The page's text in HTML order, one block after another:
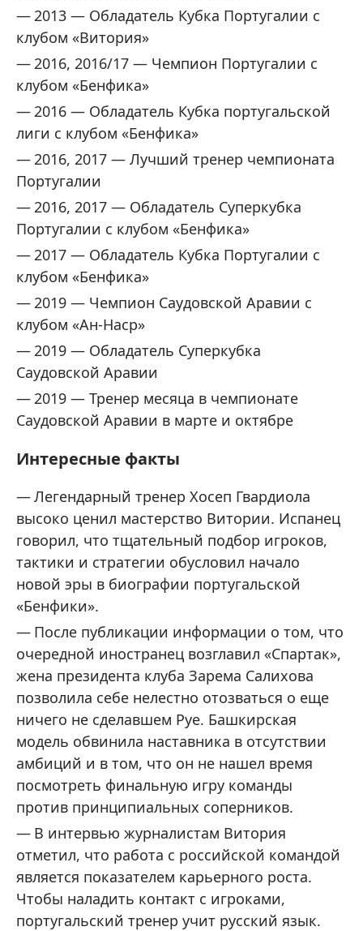
2013 — Обладатель Кубка Португалии с
клубом «Витория»
2016, 2016/17 — Чемпион Португалии с
клубом «Бенфика»
2016 — Обладатель Кубка португальской
лиги с клубом «Бенфика»
2016, 2017 — Лучший тренер чемпионата
Португалии
2016, 2017 — Обладатель Суперкубка
Португалии с клубом «Бенфика»
2017 — Обладатель Кубка Португалии с
клубом «Бенфика»
2019 — Чемпион Саудовской Аравии с
клубом «Ан-Наср»
2019 — Обладатель Суперкубка
Саудовской Аравии
2019 — Тренер месяца в чемпионате
Саудовской Аравии в марте и октябре
Интересные факты
Легендарный тренер Хосеп Гвардиола
высоко ценил мастерство Витории. Испанец
говорил, что тщательный подбор игроков,
тактики и стратегии обусловил начало
новой эры в биографии португальской
«Бенфики».
После публикации информации о том, что
очередной иностранец возглавил «Спартак»,
жена президента клуба Зарема Салихова
позволила себе нелестно отозваться о еще
ничего не сделавшем Руе. Башкирская
модель обвинила наставника в отсутствии
амбиций и в том, что он не нашел время
посмотреть финальную игру команды
против принципиальных соперников.
В интервью журналистам Витория
отметил, что работа с российской командой
является показателем карьерного роста.
Чтобы наладить контакт с игроками,
португальский тренер учит русский язык.